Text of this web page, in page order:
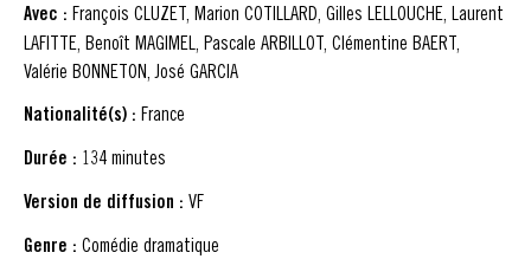
Avec : François CLUZET, Marion COTILLARD, Gilles LELLOUCHE, Laurent
LAFITTE, Benoît MAGIMEL, Pascale ARBILLOT, Clémentine BAERT,
Valérie BONNETON, José GARCIA
Nationalité(s) : France
Durée : 134 minutes
Version de diffusion : VF
Genre : Comédie dramatique